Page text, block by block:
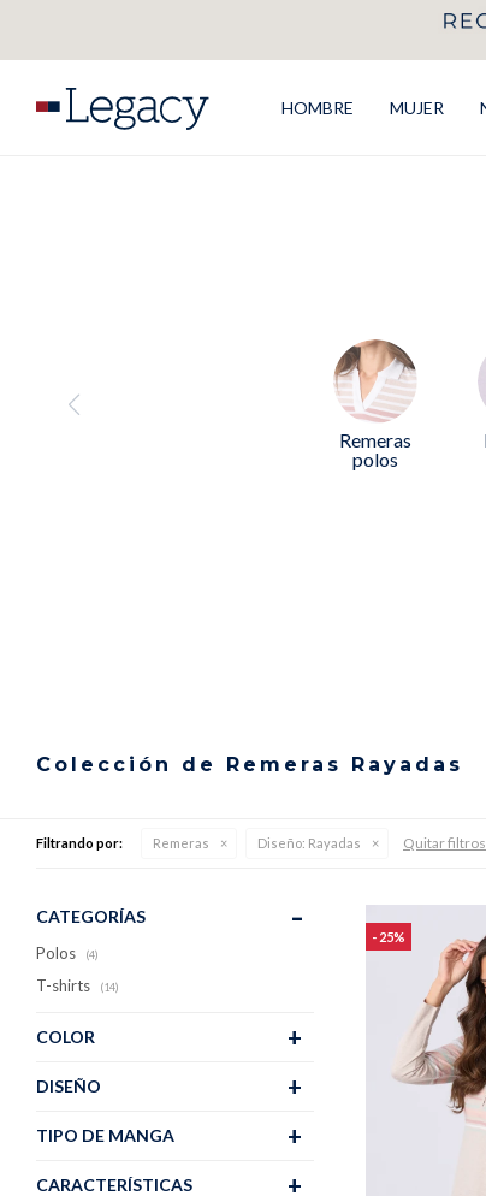
HOMBRE MUJER
Remeras
polos
Colección de Remeras Rayadas
Filtrando por: Remeras Diseño: Rayadas Quitar filtros
25
CATEGORÍAS
Polos (4)
T-shirts (14)
CARACTERÍSTICAS
DISEÑO
COLOR
TIPO DE MANGA